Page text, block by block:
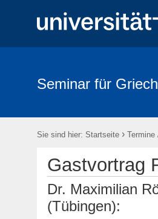
Seminar für
Sie sind hier: Startseite › Termine
Gastvortrag
Dr. Maximilian
(Tübingen):